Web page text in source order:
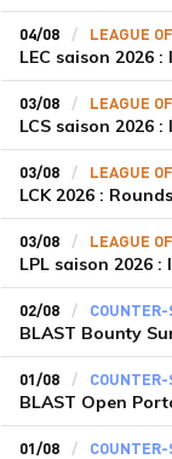
04/08 LEAGUE
LEC saison 2026
03/08 LEAGUE
LCS saison 2026
03/08 LEAGUE
LCK 2026 :
03/08 LEAGUE
LPL saison 2026
02/08
BLAST Bounty
01/08
01/08